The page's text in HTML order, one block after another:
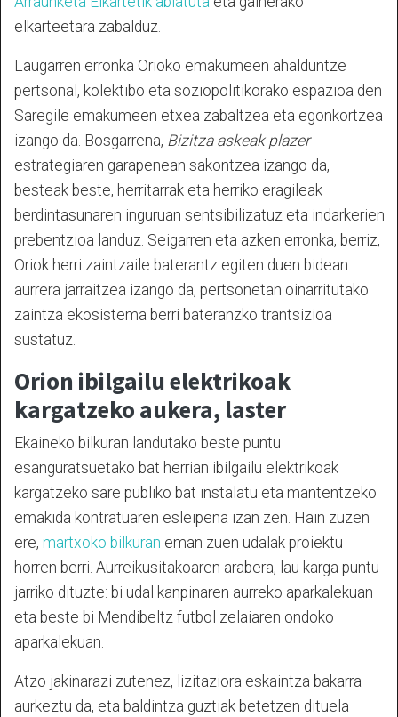
elkarteetara zabalduz.
Laugarren erronka Orioko emakumeen ahalduntze
pertsonal, kolektibo eta soziopolitikorako espazioa den
Saregile emakumeen etxea zabaltzea eta egonkortzea
izango da. Bosgarrena, Bizitza askeak plazer
estrategiaren garapenean sakontzea izango da,
besteak beste, herritarrak eta herriko eragileak
berdintasunaren inguruan sentsibilizatuz eta indarkerien
prebentzioa landuz. Seigarren eta azken erronka, berriz,
Oriok herri zaintzaile baterantz egiten duen bidean
aurrera jarraitzea izango da, pertsonetan oinarritutako
zaintza ekosistema berri bateranzko trantsizioa
sustatuz.
Orion ibilgailu elektrikoak
kargatzeko aukera, laster
Ekaineko bilkuran landutako beste puntu
esanguratsuetako bat herrian ibilgailu elektrikoak
kargatzeko sare publiko bat instalatu eta mantentzeko
emakida kontratuaren esleipena izan zen. Hain zuzen
ere, martxoko bilkuran eman zuen udalak proiektu
horren berri. Aurreikusitakoaren arabera, lau karga puntu
jarriko dituzte: bi udal kanpinaren aurreko aparkalekuan
eta beste bi Mendibeltz futbol zelaiaren ondoko
aparkalekuan.
Atzo jakinarazi zutenez, lizitaziora eskaintza bakarra
aurkeztu da, eta baldintza guztiak betetzen dituela